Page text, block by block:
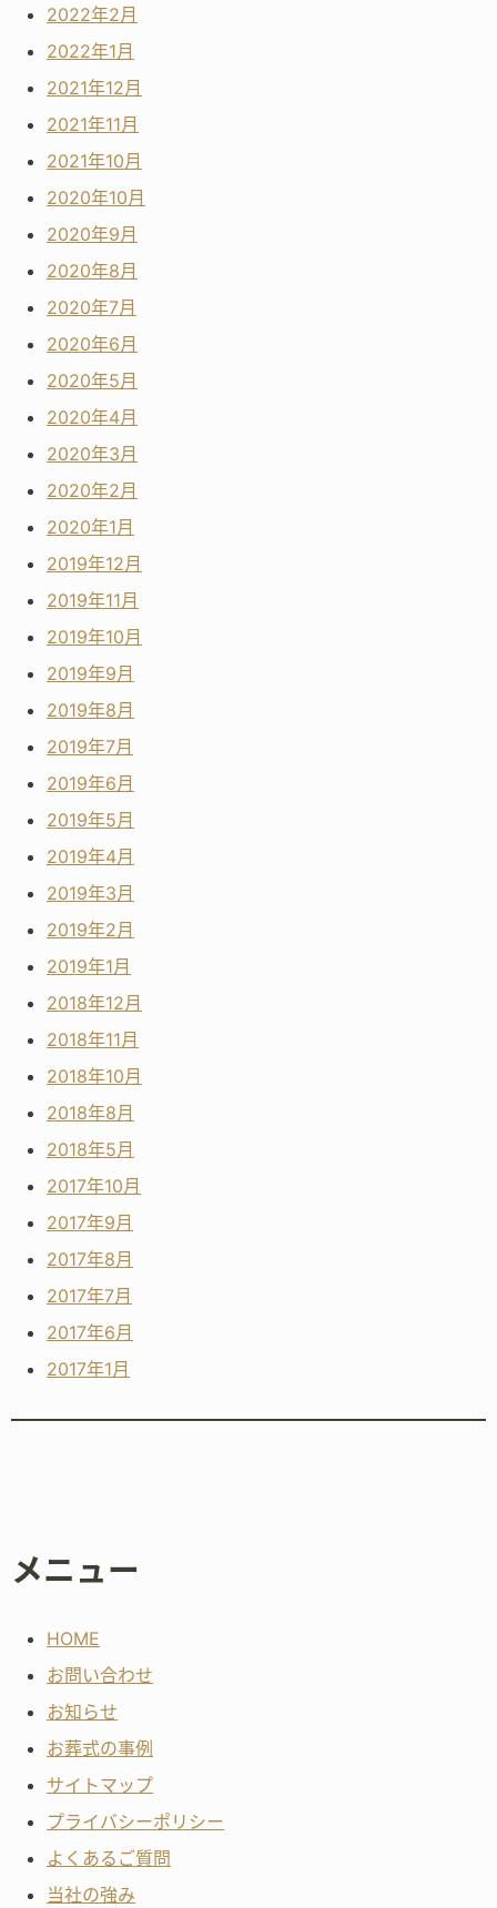
2022年2月
2022年1月
2021年12月
2021年11月
2021年10月
2020年10月
2020年9月
2020年8月
2020年7月
2020年6月
2020年5月
2020年4月
2020年3月
2020年2月
2020年1月
2019年12月
2019年11月
2019年10月
2019年9月
2019年8月
2019年7月
2019年6月
2019年5月
2019年4月
2019年3月
2019年2月
2019年1月
2018年12月
2018年11月
2018年10月
2018年8月
2018年5月
2017年10月
2017年9月
2017年8月
2017年7月
2017年6月
2017年1月
メニュー
HOME
お問い合わせ
お知らせ
お葬式の事例
サイトマップ
プライバシーポリシー
よくあるご質問
当社の強み